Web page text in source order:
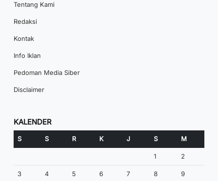
Tentang Kami
Redaksi
Kontak
Info Iklan
Pedoman Media Siber
Disclaimer
KALENDER
S S R K J S M
1 2
3 4 5 6 7 8 9